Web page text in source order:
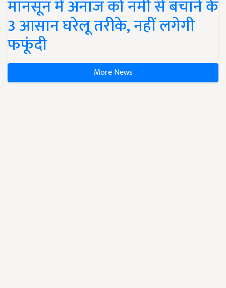
मानसून में अनाज को नमी से बचाने के
3 आसान घरेलू तरीके, नहीं लगेगी
फफूंदी
More News